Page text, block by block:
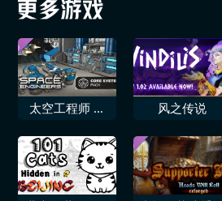
太空工程师 核
风之传说